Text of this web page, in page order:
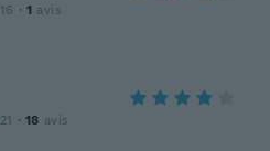
· 1 avis
· 18 avis